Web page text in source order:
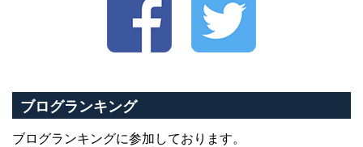
ブログランキング
ブログランキングに参加しております。